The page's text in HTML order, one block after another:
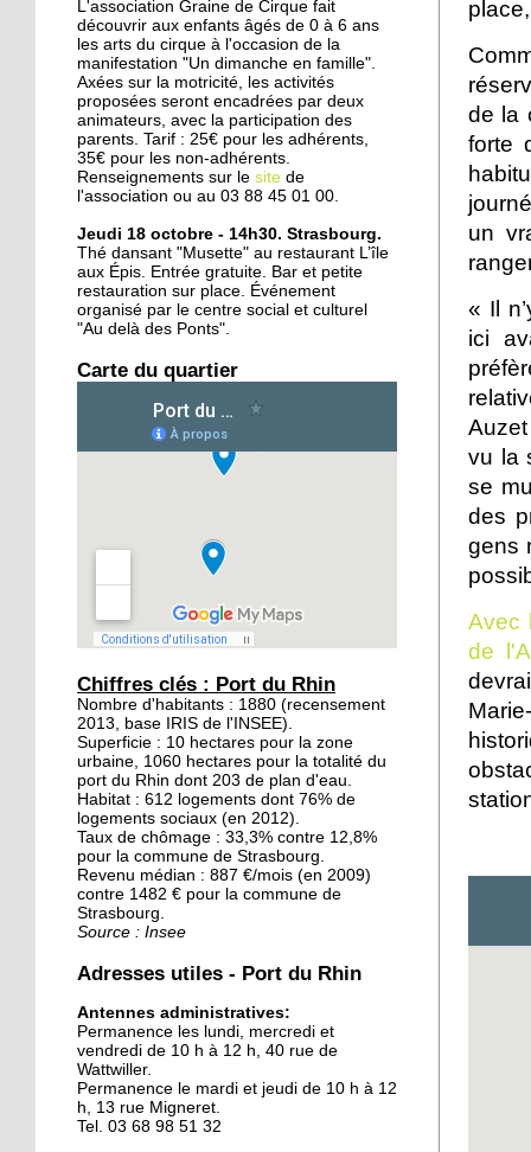
12 octobre 2017
Du Port du Rhin au port
d'Amsterdam
25 septembre 2015
Deux rives, treize ponts
24 septembre 2015
L'Ososphère : de retour à
la Coop dès l'an prochain
24 septembre 2015
Le centre équestre des
Deux Rives remonte en
Oüday, 16 ans, réfugié
syrien, concentré sur son
20 septembre 2015
Les jardins éphémères
des Deux-Rives: un
patrimoine inexploré et
méconnu
19 septembre 2015
Avant, un poste de
douane à Kehl
18 septembre 2015
Notre sélection pour le
week-end des deux côtés
du Rhin
18 septembre 2015
Les Kehlois se mobilisent
pour aider les réfugiés
L'association Graine de Cirque fait
découvrir aux enfants âgés de 0 à 6 ans
les arts du cirque à l'occasion de la
manifestation "Un dimanche en famille".
Axées sur la motricité, les activités
proposées seront encadrées par deux
animateurs, avec la participation des
parents. Tarif : 25€ pour les adhérents,
35€ pour les non-adhérents.
Renseignements sur le site de
l'association ou au 03 88 45 01 00.
Jeudi 18 octobre - 14h30. Strasbourg.
Thé dansant "Musette" au restaurant L’île
aux Épis. Entrée gratuite. Bar et petite
restauration sur place. Événement
organisé par le centre social et culturel
"Au delà des Ponts".
Carte du quartier
Chiffres clés : Port du Rhin
Nombre d'habitants : 1880 (recensement
2013, base IRIS de l'INSEE).
Superficie : 10 hectares pour la zone
urbaine, 1060 hectares pour la totalité du
port du Rhin dont 203 de plan d'eau.
Habitat : 612 logements dont 76% de
logements sociaux (en 2012).
Taux de chômage : 33,3% contre 12,8%
pour la commune de Strasbourg.
Revenu médian : 887 €/mois (en 2009)
contre 1482 € pour la commune de
Strasbourg.
Source : Insee
Adresses utiles - Port du Rhin
Antennes administratives:
Permanence les lundi, mercredi et
vendredi de 10 h à 12 h, 40 rue de
Wattwiller.
Permanence le mardi et jeudi de 10 h à 12
h, 13 rue Migneret.
Tel. 03 68 98 51 32
de la
forte
un
« Il
ici
vu la
se
des
gens
Avec
de